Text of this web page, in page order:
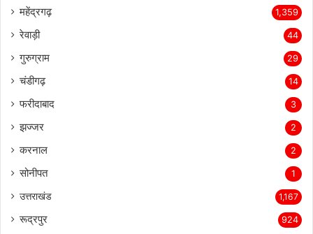
महेंद्रगढ़ 1,359
रेवाड़ी 44
गुरुग्राम 29
चंडीगढ़ 14
फरीदाबाद 3
झज्जर 2
करनाल 2
सोनीपत 1
उत्तराखंड 1,167
रूद्रपुर 924